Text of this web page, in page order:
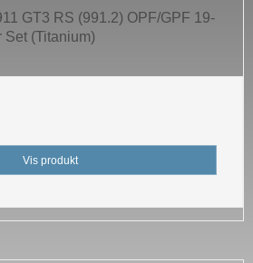
GT3 RS (991.2) OPF/GPF 19-
(Titanium)
Vis produkt